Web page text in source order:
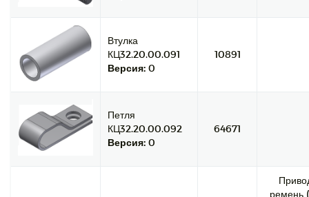
Втулка
КЦ32.20.00.091
Версия: 0
10891
Петля
КЦ32.20.00.092
Версия: 0
64671
ремень